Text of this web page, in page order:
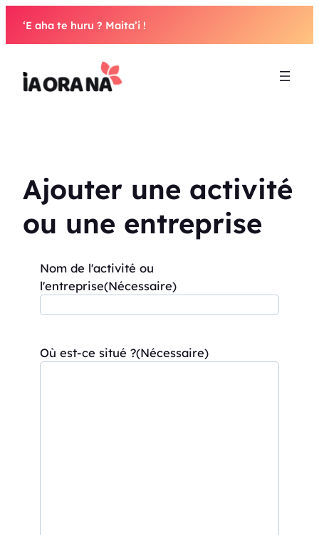
‘E aha te huru ? Maita’i !
Ajouter une activité
ou une entreprise
Nom de l'activité ou
l'entreprise(Nécessaire)
Où est-ce situé ?(Nécessaire)